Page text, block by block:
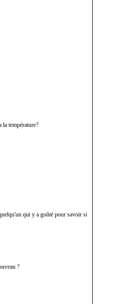
température?
qui y a goûté pour savoir si
?